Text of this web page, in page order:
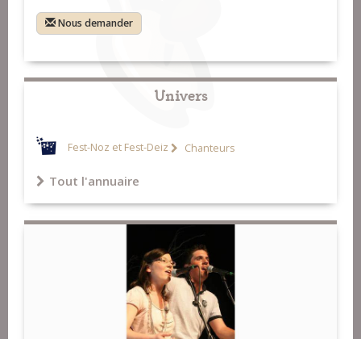
Nous demander
Univers
Fest-Noz et Fest-Deiz Chanteurs
Tout l'annuaire